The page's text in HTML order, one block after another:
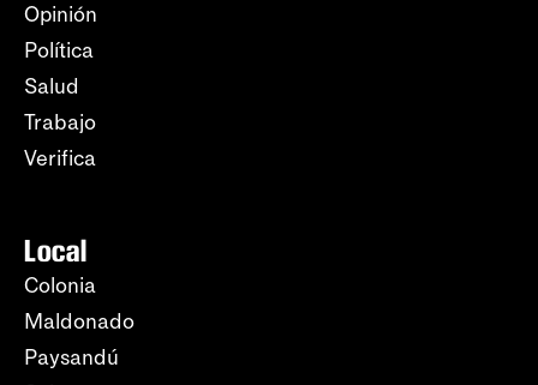
Opinión
Política
Salud
Trabajo
Verifica
Local
Colonia
Maldonado
Paysandú